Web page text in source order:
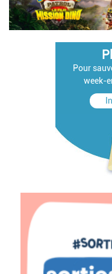
Pour
week-